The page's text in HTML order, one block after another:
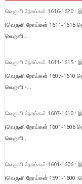
வெருளி நோய்கள் 1616-1620 :
(வெருளி நோய்கள் 1611-1615
வெருளி...
வெருளி நோய்கள் 1611-1615 :
(வெருளி நோய்கள் 1607-1610
வெருளி -...
வெருளி நோய்கள் 1607-1610 :
(வெருளி நோய்கள் 1601-1606
வெருளி...
வெருளி நோய்கள் 1601-1606 :
(வெருளி நோய்கள் 1591-1600